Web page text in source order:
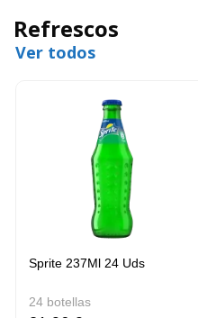
Refrescos
Ver todos
Sprite 237Ml 24 Uds
24 botellas